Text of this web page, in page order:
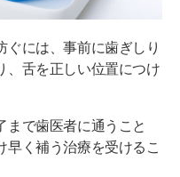
ぐには、事前に歯ぎしり
、舌を正しい位置につけ
まで歯医者に通うこと
早く補う治療を受けるこ